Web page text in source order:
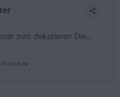
Blumen und Blumenmuster zum dekorieren Deiner Häkelarbeiten...oder einfach nur so zur Freude
Produkte